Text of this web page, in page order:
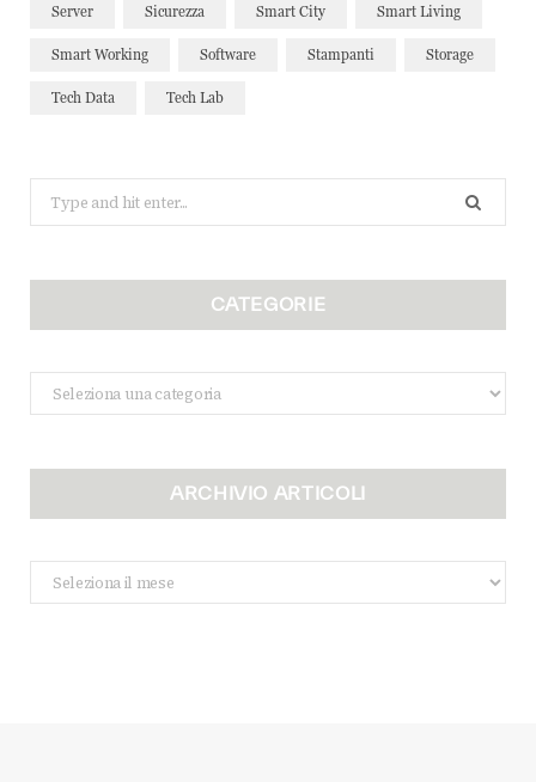
Server Sicurezza Smart City Smart Living
Smart Working Software Stampanti Storage
Tech Data Tech Lab
for:
CATEGORIE
Categorie
ARCHIVIO ARTICOLI
Archivio
Articoli